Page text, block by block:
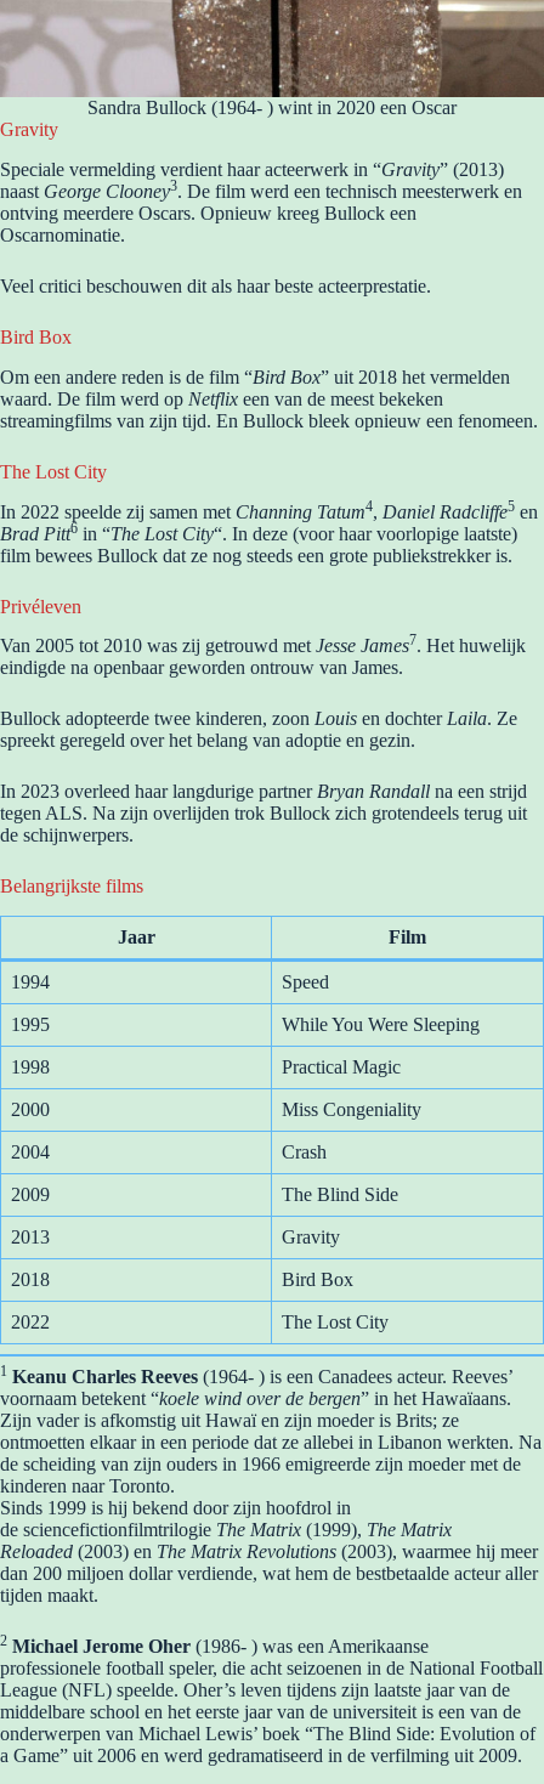
Sandra Bullock (1964- ) wint in 2020 een Oscar
Gravity
Speciale vermelding verdient haar acteerwerk in “Gravity” (2013)
naast George Clooney3. De film werd een technisch meesterwerk en
ontving meerdere Oscars. Opnieuw kreeg Bullock een
Oscarnominatie.
Veel critici beschouwen dit als haar beste acteerprestatie.
Bird Box
Om een andere reden is de film “Bird Box” uit 2018 het vermelden
waard. De film werd op Netflix een van de meest bekeken
streamingfilms van zijn tijd. En Bullock bleek opnieuw een fenomeen.
The Lost City
In 2022 speelde zij samen met Channing Tatum4, Daniel Radcliffe5 en
Brad Pitt6 in “The Lost City“. In deze (voor haar voorlopige laatste)
film bewees Bullock dat ze nog steeds een grote publiekstrekker is.
Privéleven
Van 2005 tot 2010 was zij getrouwd metJesse James7. Het huwelijk
eindigde na openbaar geworden ontrouw van James.
Bullock adopteerde twee kinderen, zoon Louis en dochterLaila. Ze
spreekt geregeld over het belang van adoptie en gezin.
In 2023 overleed haar langdurige partnerBryan Randall na een strijd
tegen ALS. Na zijn overlijden trok Bullock zich grotendeels terug uit
de schijnwerpers.
Belangrijkste films
Jaar Film
1994 Speed
1995 While You Were Sleeping
1998 Practical Magic
2000 Miss Congeniality
2004 Crash
2009 The Blind Side
2013 Gravity
2018 Bird Box
2022 The Lost City
1 Keanu Charles Reeves (1964- ) is een Canadees acteur. Reeves’
voornaam betekent “koele wind over de bergen” in het Hawaïaans.
Zijn vader is afkomstig uit Hawaï en zijn moeder is Brits; ze
ontmoetten elkaar in een periode dat ze allebei in Libanon werkten. Na
de scheiding van zijn ouders in 1966 emigreerde zijn moeder met de
kinderen naar Toronto.
Sinds 1999 is hij bekend door zijn hoofdrol in
de sciencefictionfilmtrilogie The Matrix (1999), The Matrix
Reloaded (2003) en The Matrix Revolutions (2003), waarmee hij meer
dan 200 miljoen dollar verdiende, wat hem de bestbetaalde acteur aller
tijden maakt.
2 Michael Jerome Oher (1986- ) was een Amerikaanse
professionele football speler, die acht seizoenen in de National Football
League (NFL) speelde. Oher’s leven tijdens zijn laatste jaar van de
middelbare school en het eerste jaar van de universiteit is een van de
onderwerpen van Michael Lewis’ boek “The Blind Side: Evolution of
a Game” uit 2006 en werd gedramatiseerd in de verfilming uit 2009.